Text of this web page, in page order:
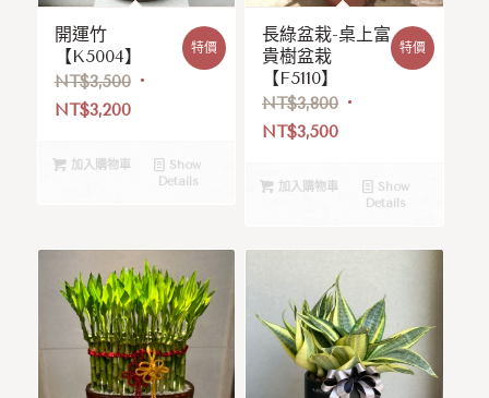
開運竹
【K5004】
NT$3,500
NT$3,200
特價
加入購物車
Show
Details
長綠盆栽-桌上富
貴樹盆栽
【F5110】
NT$3,800
NT$3,500
特價
加入購物車
Show
Details